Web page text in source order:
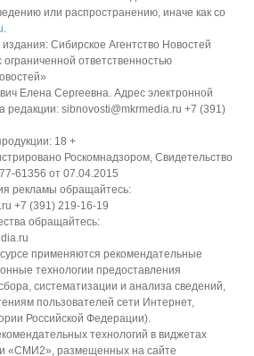
или распространению, иначе как со
.
Сибирское Агентство Новостей
ответственностью
Елена Сергеевна. Адрес электронной
sibnovosti@mkrmedia.ru +7 (391)
18 +
Роскомнадзором, Свидетельство
61356 от 07.04.2015
рекламы обращайтесь:
+7 (391) 219-16-19
обращайтесь:
применяются рекомендательные
технологии предоставления
систематизации и анализа сведений,
пользователей сети Интернет,
Российской Федерации).
технологий в виджетах
«СМИ2», размещенных на сайте